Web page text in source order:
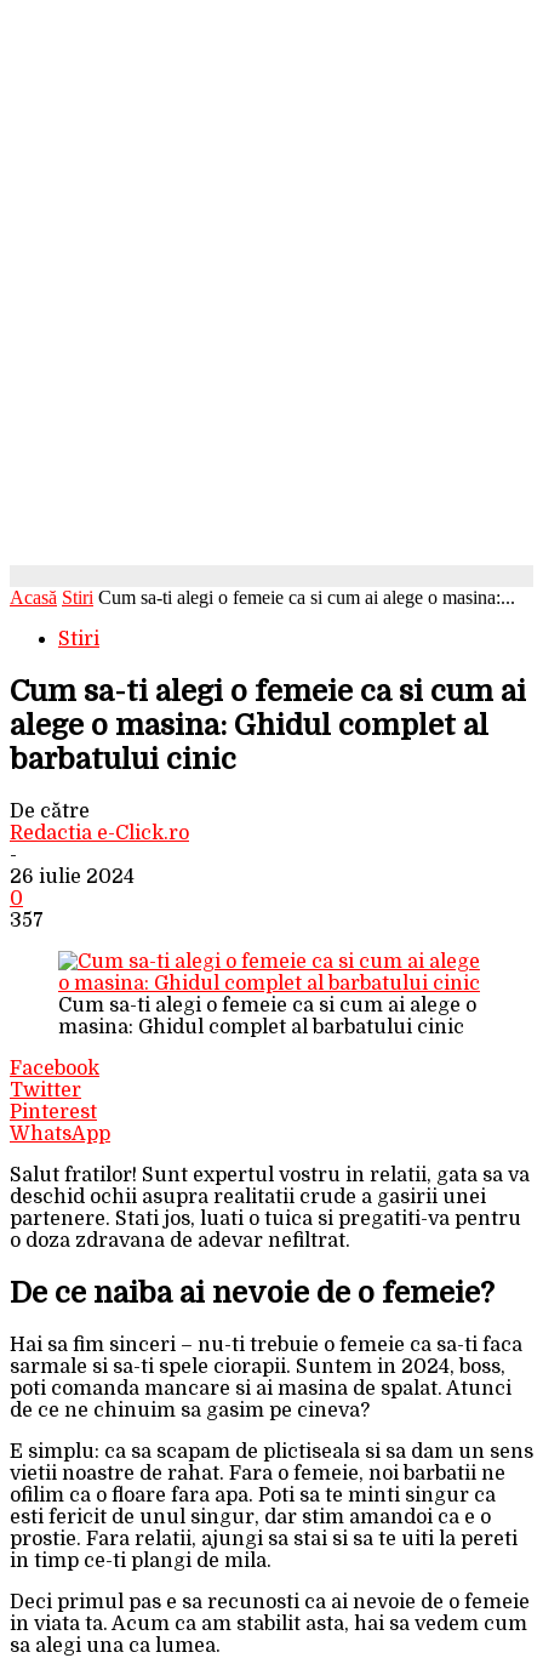
Acasă Stiri Cum sa-ti alegi o femeie ca si cum ai alege o masina:...
Stiri
Cum sa-ti alegi o femeie ca si cum ai
alege o masina: Ghidul complet al
barbatului cinic
De către
Redactia e-Click.ro
-
26 iulie 2024
0
357
Cum sa-ti alegi o femeie ca si cum ai alege o
masina: Ghidul complet al barbatului cinic
Facebook
Twitter
Pinterest
WhatsApp
Salut fratilor! Sunt expertul vostru in relatii, gata sa va
deschid ochii asupra realitatii crude a gasirii unei
partenere. Stati jos, luati o tuica si pregatiti-va pentru
o doza zdravana de adevar nefiltrat.
De ce naiba ai nevoie de o femeie?
Hai sa fim sinceri – nu-ti trebuie o femeie ca sa-ti faca
sarmale si sa-ti spele ciorapii. Suntem in 2024, boss,
poti comanda mancare si ai masina de spalat. Atunci
de ce ne chinuim sa gasim pe cineva?
E simplu: ca sa scapam de plictiseala si sa dam un sens
vietii noastre de rahat. Fara o femeie, noi barbatii ne
ofilim ca o floare fara apa. Poti sa te minti singur ca
esti fericit de unul singur, dar stim amandoi ca e o
prostie. Fara relatii, ajungi sa stai si sa te uiti la pereti
in timp ce-ti plangi de mila.
Deci primul pas e sa recunosti ca ai nevoie de o femeie
in viata ta. Acum ca am stabilit asta, hai sa vedem cum
sa alegi una ca lumea.